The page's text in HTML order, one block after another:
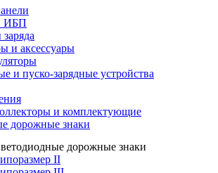
ИБП
и аксессуары
и пуско-зарядные устройства
и комплектующие
дорожные знаки
дорожные знаки
II